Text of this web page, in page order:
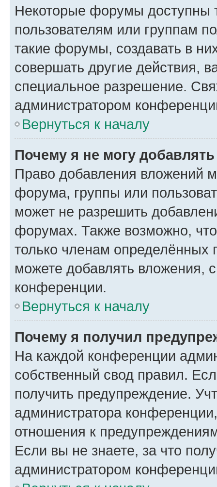
Некоторые форумы доступны
пользователям или группам
такие форумы, создавать в
совершать другие действия,
специальное разрешение.
администратором
Вернуться к началу
Почему я не могу
Право добавления вложений
форума, группы или
может не разрешить
форумах. Также возможно,
только членам определённых
можете добавлять вложения,
конференции.
Вернуться к началу
Почему я получил
На каждой конференции
собственный свод правил.
получить предупреждение.
администратора
отношения к
Если вы не знаете, за что
администратором